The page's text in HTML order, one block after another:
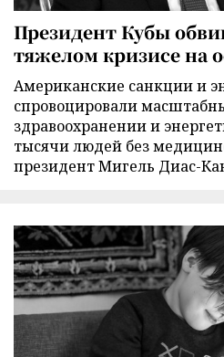
Президент Кубы
тяжелом кризисе на
Американские санкции и
спровоцировали
здравоохранении и
тысячи людей без
президент Мигель Диас-